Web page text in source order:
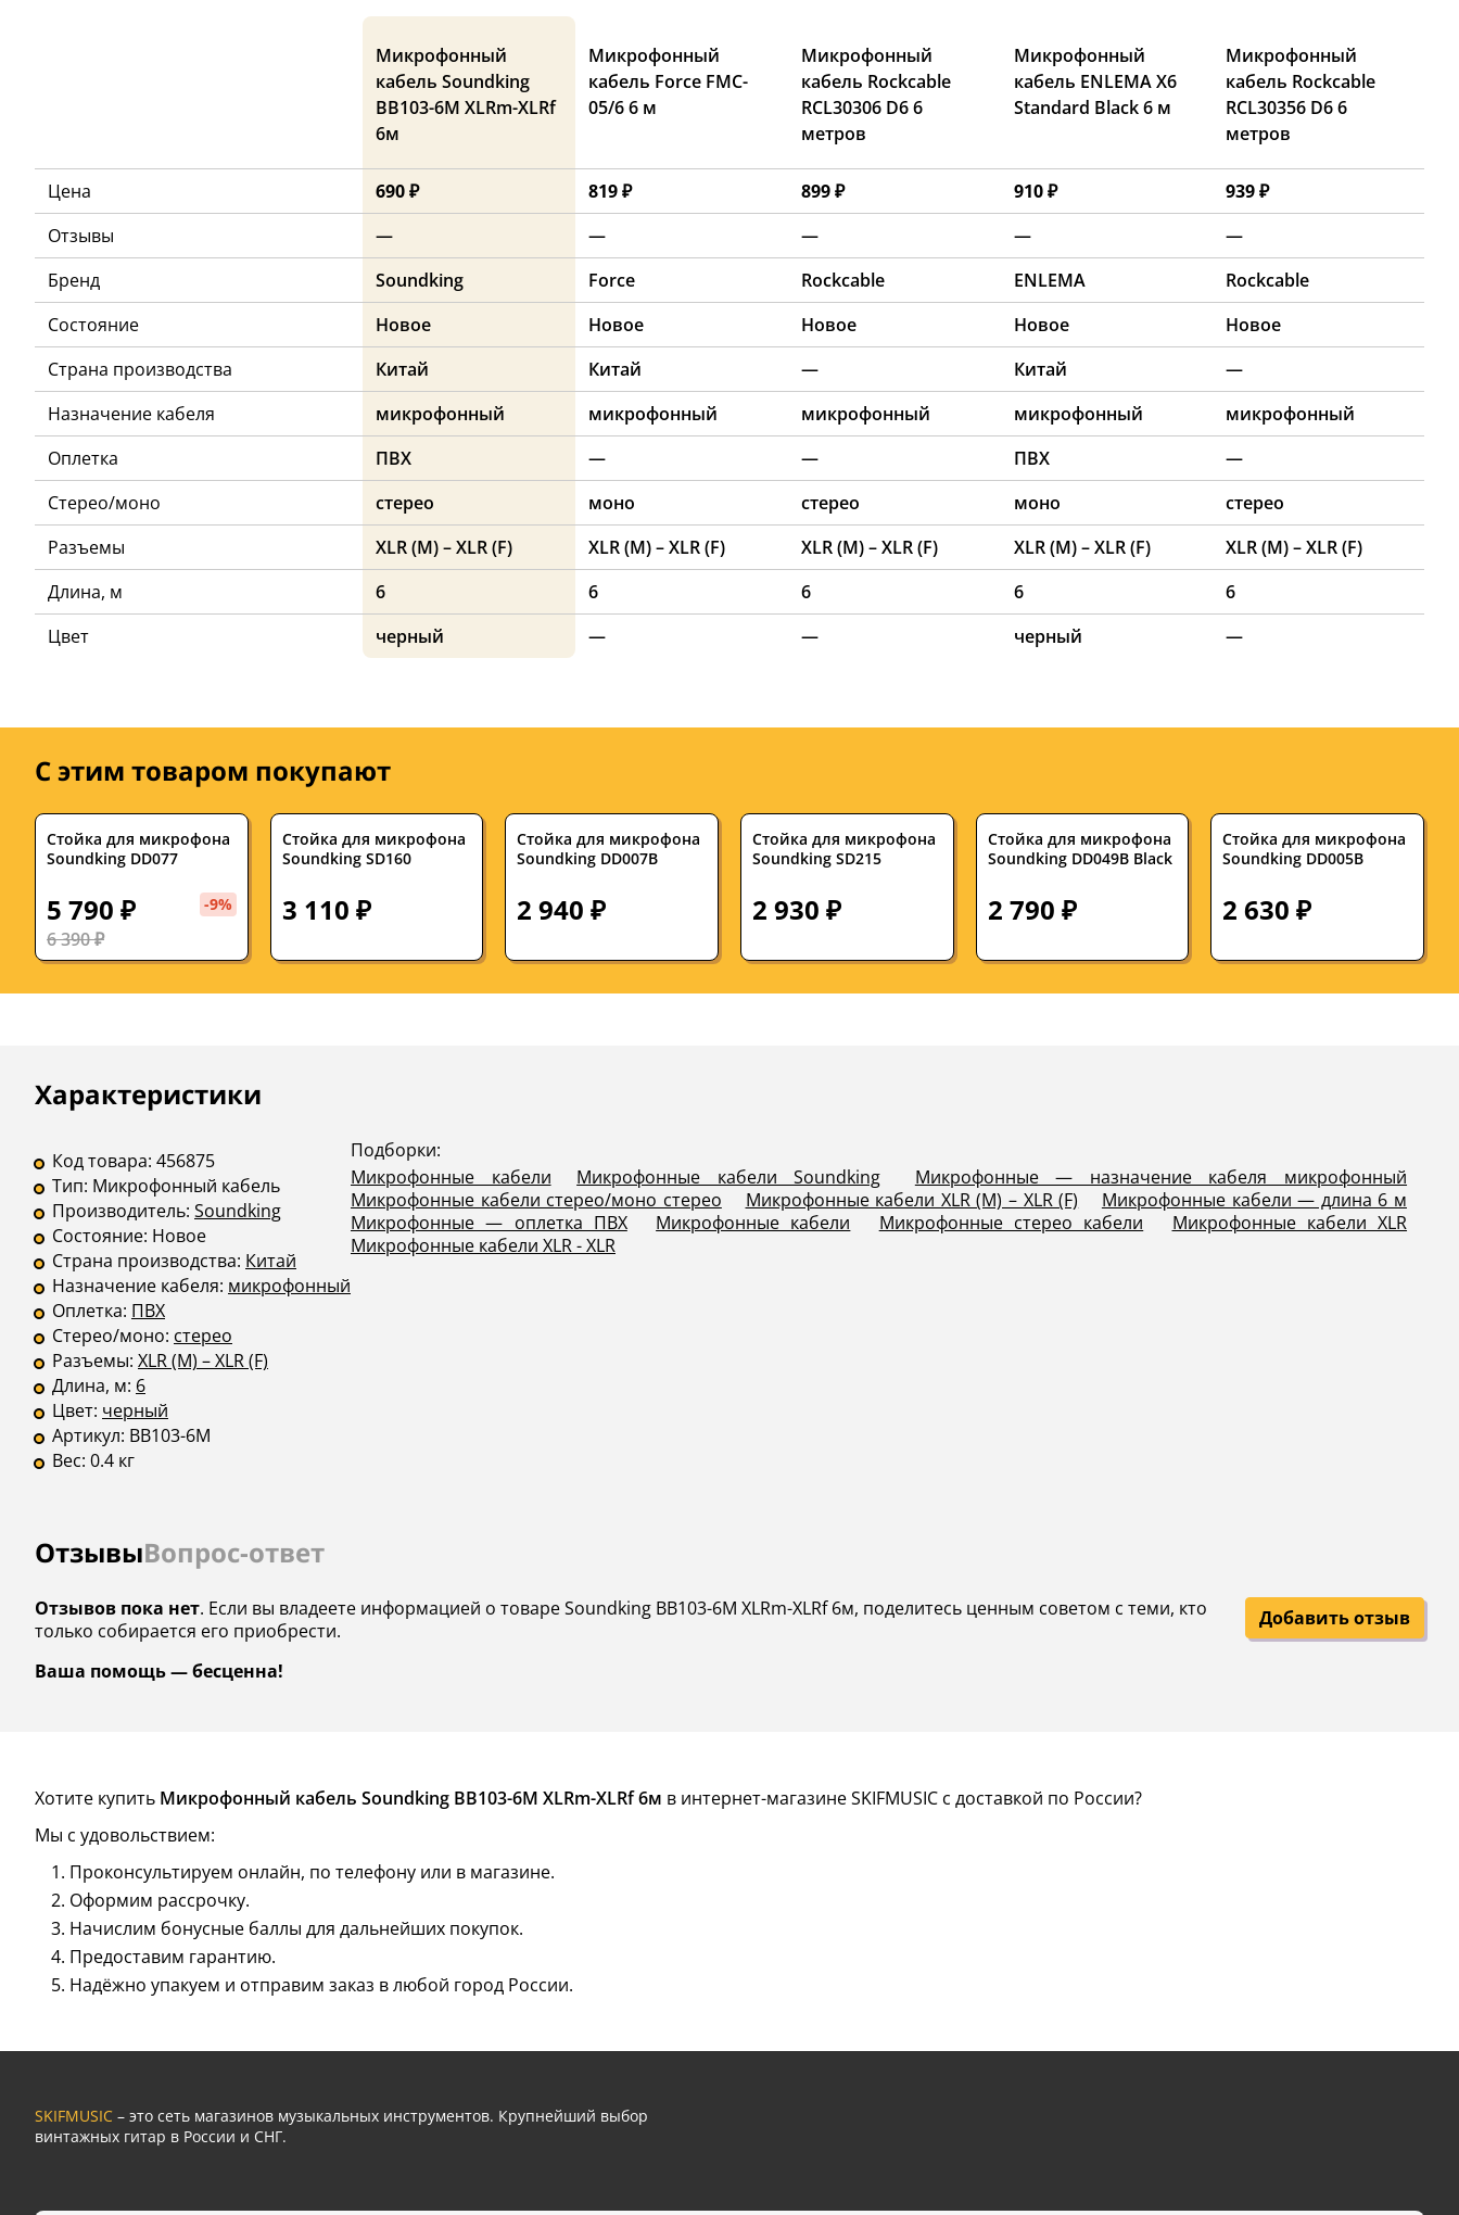
Микрофонный
кабель Soundking
BB103-6M XLRm-XLRf
6м
Микрофонный
кабель Force FMC-
05/6 6 м
Микрофонный
кабель Rockcable
RCL30306 D6 6
метров
Микрофонный
кабель ENLEMA X6
Standard Black 6 м
Микрофонный
кабель Rockcable
RCL30356 D6 6
метров
Цена 690 ₽ 819 ₽ 899 ₽ 910 ₽
939 ₽
Отзывы
— — — —
—
Бренд
Soundking Force Rockcable ENLEMA
Rockcable
Состояние
Новое Новое Новое Новое
Новое
Страна производства
Китай Китай — Китай
—
Назначение кабеля
микрофонный микрофонный микрофонный микрофонный
микрофонный
Оплетка
ПВХ — — ПВХ
—
Стерео/моно
стерео моно стерео моно
стерео
Разъемы
XLR (M) – XLR (F) XLR (M) – XLR (F) XLR (M) – XLR (F) XLR (M) – XLR (F)
XLR (M) – XLR (F)
Длина, м
6 6 6 6
6
Цвет
черный — — черный —
С этим товаром покупают
Стойка для микрофона
Soundking DD077
5 790 ₽ -9%
6 390 ₽
Стойка для микрофона
Soundking SD160
3 110 ₽
Стойка для микрофона
Soundking DD007B
2 940 ₽
Стойка для микрофона
Soundking SD215
2 930 ₽
Стойка для микрофона
Soundking DD049B Black
2 790 ₽
Стойка для микрофона
Soundking DD005B
2 630 ₽
Описание
Характеристики
Инструкции
Код товара: 456875
Тип: Микрофонный кабель
Производитель: Soundking
Состояние: Новое
Страна производства: Китай
Назначение кабеля: микрофонный
Оплетка: ПВХ
Стерео/моно: стерео
Разъемы: XLR (M) – XLR (F)
Длина, м: 6
Цвет: черный
Артикул: BB103-6M
Вес: 0.4 кг
Подборки:
Микрофонные кабели
Микрофонные кабели Soundking
Микрофонные — назначение кабеля микрофонный
Микрофонные кабели стерео/моно стерео
Микрофонные кабели XLR (M) – XLR (F)
Микрофонные кабели — длина 6 м
Микрофонные — оплетка ПВХ
Микрофонные кабели Микрофонные стерео кабели
Микрофонные кабели XLR
Микрофонные кабели XLR - XLR
ОтзывыВопрос-ответ
Отзывов пока нет. Если вы владеете информацией о товаре Soundking BB103-6M XLRm-XLRf 6м, поделитесь ценным советом с теми, кто
только собирается его приобрести.
Ваша помощь — бесценна!
Добавить отзыв
Хотите купить Микрофонный кабель Soundking BB103-6M XLRm-XLRf 6м в интернет-магазине SKIFMUSIC с доставкой по России?
Мы с удовольствием:
Проконсультируем онлайн, по телефону или в магазине.
Оформим рассрочку.
Начислим бонусные баллы для дальнейших покупок.
Предоставим гарантию.
Надёжно упакуем и отправим заказ в любой город России.
SKIFMUSIC – это сеть магазинов музыкальных инструментов. Крупнейший выбор
винтажных гитар в России и СНГ.